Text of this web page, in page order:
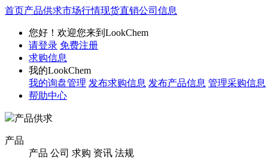
首页产品供求市场行情现货直销公司信息
您好！欢迎您来到LookChem
请登录 免费注册
求购信息
我的LookChem
我的询盘管理 发布求购信息 发布产品信息 管理采购信息
帮助中心
产品供求
产品
产品 公司 求购 资讯 法规